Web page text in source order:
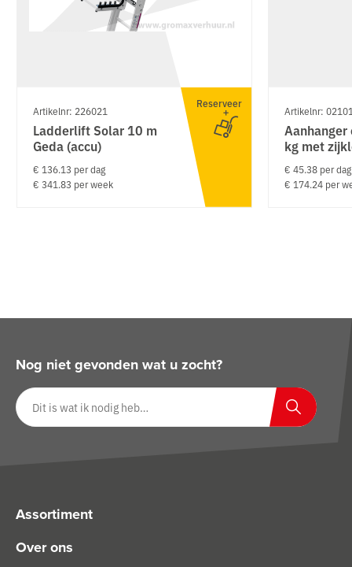
Artikelnr: 226021
Ladderlift Solar 10 m
Geda (accu)
€ 136.13 per dag
€ 341.83 per week
Reserveer
Artikelnr:
kg met
€ 45.38 per dag
€ 174.24 per
Nog niet gevonden wat u zocht?
Zoeken op website
Zoeken
Assortiment
Over ons